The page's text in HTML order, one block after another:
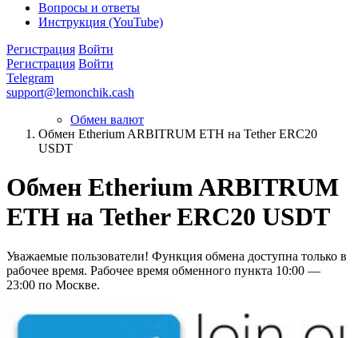
Вопросы и ответы
Инструкция (YouTube)
Регистрация Войти
Регистрация Войти
Telegram
support@lemonchik.cash
Обмен валют
Обмен Etherium ARBITRUM ETH на Tether ERC20
USDT
Обмен Etherium ARBITRUM
ETH на Tether ERC20 USDT
Уважаемые пользователи! Функция обмена доступна только в
рабочее время. Рабочее время обменного пункта 10:00 —
23:00 по Москве.